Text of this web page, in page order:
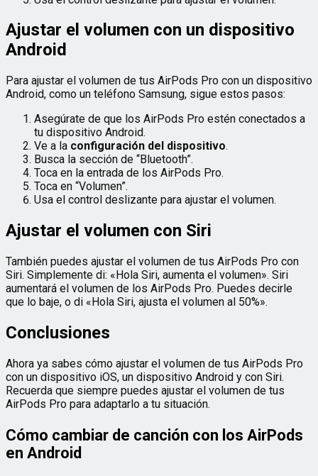
Ajustar el volumen con un dispositivo
Android
Para ajustar el volumen de tus AirPods Pro con un dispositivo
Android, como un teléfono Samsung, sigue estos pasos:
Asegúrate de que los AirPods Pro estén conectados a
tu dispositivo Android.
Ve a la configuración del dispositivo.
Busca la sección de “Bluetooth”.
Toca en la entrada de los AirPods Pro.
Toca en “Volumen”.
Usa el control deslizante para ajustar el volumen.
Ajustar el volumen con Siri
También puedes ajustar el volumen de tus AirPods Pro con
Siri. Simplemente di: «Hola Siri, aumenta el volumen». Siri
aumentará el volumen de los AirPods Pro. Puedes decirle
que lo baje, o di «Hola Siri, ajusta el volumen al 50%».
Conclusiones
Ahora ya sabes cómo ajustar el volumen de tus AirPods Pro
con un dispositivo iOS, un dispositivo Android y con Siri.
Recuerda que siempre puedes ajustar el volumen de tus
AirPods Pro para adaptarlo a tu situación.
Cómo cambiar de canción con los AirPods
en Android